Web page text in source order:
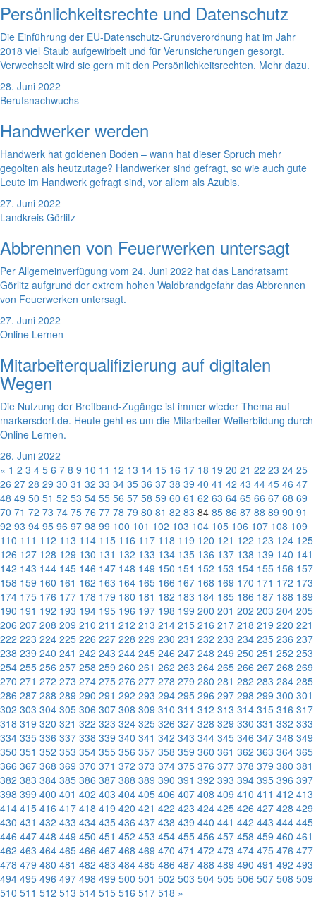
Persönlichkeitsrechte und Datenschutz
Die Einführung der EU-Datenschutz-Grundverordnung hat im Jahr
2018 viel Staub aufgewirbelt und für Verunsicherungen gesorgt.
Verwechselt wird sie gern mit den Persönlichkeitsrechten. Mehr dazu.
28. Juni 2022
Berufsnachwuchs
Handwerker werden
Handwerk hat goldenen Boden – wann hat dieser Spruch mehr
gegolten als heutzutage? Handwerker sind gefragt, so wie auch gute
Leute im Handwerk gefragt sind, vor allem als Azubis.
27. Juni 2022
Landkreis Görlitz
Abbrennen von Feuerwerken untersagt
Per Allgemeinverfügung vom 24. Juni 2022 hat das Landratsamt
Görlitz aufgrund der extrem hohen Waldbrandgefahr das Abbrennen
von Feuerwerken untersagt.
27. Juni 2022
Online Lernen
Mitarbeiterqualifizierung auf digitalen
Wegen
Die Nutzung der Breitband-Zugänge ist immer wieder Thema auf
markersdorf.de. Heute geht es um die Mitarbeiter-Weiterbildung durch
Online Lernen.
26. Juni 2022
« 1 2 3 4 5 6 7 8 9 10 11 12 13 14 15 16 17 18 19 20 21 22 23 24 25
26 27 28 29 30 31 32 33 34 35 36 37 38 39 40 41 42 43 44 45 46 47
48 49 50 51 52 53 54 55 56 57 58 59 60 61 62 63 64 65 66 67 68 69
70 71 72 73 74 75 76 77 78 79 80 81 82 83 84 85 86 87 88 89 90 91
92 93 94 95 96 97 98 99 100 101 102 103 104 105 106 107 108 109
110 111 112 113 114 115 116 117 118 119 120 121 122 123 124 125
126 127 128 129 130 131 132 133 134 135 136 137 138 139 140 141
142 143 144 145 146 147 148 149 150 151 152 153 154 155 156 157
158 159 160 161 162 163 164 165 166 167 168 169 170 171 172 173
174 175 176 177 178 179 180 181 182 183 184 185 186 187 188 189
190 191 192 193 194 195 196 197 198 199 200 201 202 203 204 205
206 207 208 209 210 211 212 213 214 215 216 217 218 219 220 221
222 223 224 225 226 227 228 229 230 231 232 233 234 235 236 237
238 239 240 241 242 243 244 245 246 247 248 249 250 251 252 253
254 255 256 257 258 259 260 261 262 263 264 265 266 267 268 269
270 271 272 273 274 275 276 277 278 279 280 281 282 283 284 285
286 287 288 289 290 291 292 293 294 295 296 297 298 299 300 301
302 303 304 305 306 307 308 309 310 311 312 313 314 315 316 317
318 319 320 321 322 323 324 325 326 327 328 329 330 331 332 333
334 335 336 337 338 339 340 341 342 343 344 345 346 347 348 349
350 351 352 353 354 355 356 357 358 359 360 361 362 363 364 365
366 367 368 369 370 371 372 373 374 375 376 377 378 379 380 381
382 383 384 385 386 387 388 389 390 391 392 393 394 395 396 397
398 399 400 401 402 403 404 405 406 407 408 409 410 411 412 413
414 415 416 417 418 419 420 421 422 423 424 425 426 427 428 429
430 431 432 433 434 435 436 437 438 439 440 441 442 443 444 445
446 447 448 449 450 451 452 453 454 455 456 457 458 459 460 461
462 463 464 465 466 467 468 469 470 471 472 473 474 475 476 477
478 479 480 481 482 483 484 485 486 487 488 489 490 491 492 493
494 495 496 497 498 499 500 501 502 503 504 505 506 507 508 509
510 511 512 513 514 515 516 517 518 »